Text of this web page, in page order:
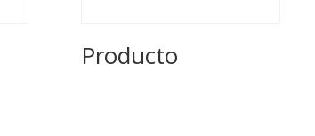
Producto